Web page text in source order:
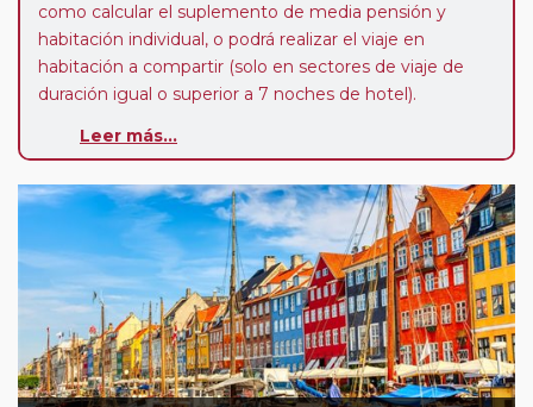
como calcular el suplemento de media pensión y
habitación individual, o podrá realizar el viaje en
habitación a compartir (solo en sectores de viaje de
duración igual o superior a 7 noches de hotel).
de que usted pueda programar una o más paradas en
7 noches según circuito y fechas de salida. Es
fundamental que el circuito tenga salida posterior a la
fecha escogida y permita la salida deseada. El
suplemento por parada efectuada es de 40 Euros/52
Dólares por persona. Si la parada se realiza para tomar
otro circuito del mismo proveedor no se abonará este
suplemento.
Leer más...